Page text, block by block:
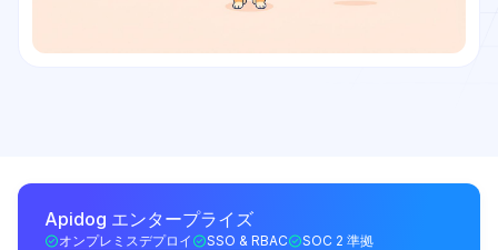
Apidog エンタープライズ
オンプレミスデプロイ SSO & RBAC SOC 2 準拠